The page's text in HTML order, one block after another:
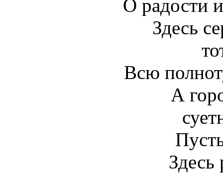
О радости
Здесь
Всю
А
Здесь